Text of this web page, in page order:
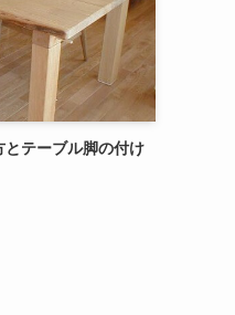
とテーブル脚の付け